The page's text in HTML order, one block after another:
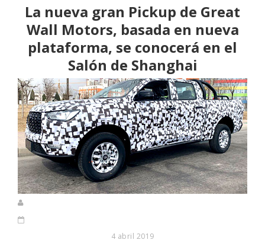
La nueva gran Pickup de Great
Wall Motors, basada en nueva
plataforma, se conocerá en el
Salón de Shanghai
4 abril 2019